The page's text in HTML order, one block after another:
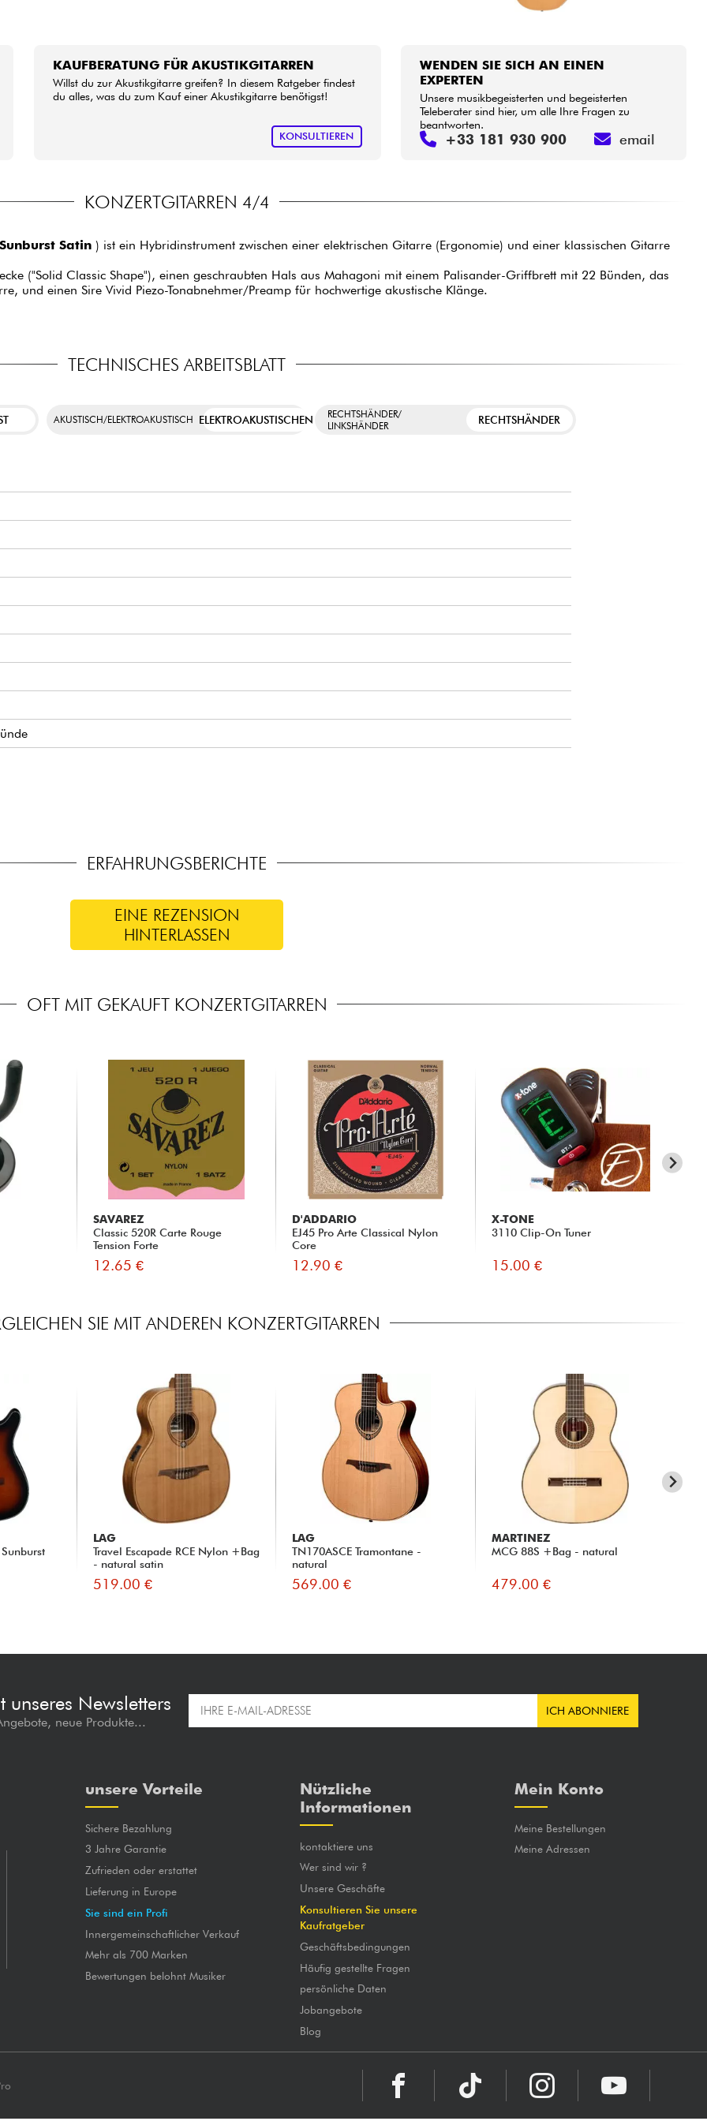
KAUFBERATUNG FÜR AKUSTIKGITARREN
Willst du zur Akustikgitarre greifen? In diesem Ratgeber findest
du alles, was du zum Kauf einer Akustikgitarre benötigst!
KONSULTIEREN
WENDEN SIE SICH AN EINEN
EXPERTEN
Unsere musikbegeisterten und begeisterten
Teleberater sind hier, um alle Ihre Fragen zu
beantworten.
+33 181 930 900 email
KONZERTGITARREN 4/4
Satin) ist ein Hybridinstrument zwischen einer elektrischen Gitarre (Ergonomie) und einer klassischen Gitarre
("Solid Classic Shape"), einen geschraubten Hals aus Mahagoni mit einem Palisander-Griffbrett mit 22 Bünden, das
und einen Sire Vivid Piezo-Tonabnehmer/Preamp für hochwertige akustische Klänge.
TECHNISCHES ARBEITSBLATT
AKUSTISCH/ELEKTROAKUSTISCH ELEKTROAKUSTISCHEN
RECHTSHÄNDER/
LINKSHÄNDER
RECHTSHÄNDER
Gear
ERFAHRUNGSBERICHTE
EINE REZENSION
HINTERLASSEN
OFT MIT GEKAUFT KONZERTGITARREN
SAVAREZ
Classic 520R Carte Rouge
Tension Forte
12.65 €
D'ADDARIO
EJ45 Pro Arte Classical Nylon
Core
12.90 €
X-TONE
3110 Clip-On Tuner
15.00 €
SIE MIT ANDEREN KONZERTGITARREN
LAG
Travel Escapade RCE Nylon +Bag
- natural satin
519.00 €
LAG
TN170ASCE Tramontane -
natural
569.00 €
MARTINEZ
MCG 88S +Bag - natural
479.00 €
unseres Newsletters
neue Produkte...
ICH ABONNIERE
unsere Vorteile
Sichere Bezahlung
3 Jahre Garantie
Zufrieden oder erstattet
Lieferung in Europe
Sie sind ein Profi
Innergemeinschaftlicher Verkauf
Mehr als 700 Marken
Bewertungen belohnt Musiker
Nützliche
Informationen
kontaktiere uns
Wer sind wir ?
Unsere Geschäfte
Konsultieren Sie unsere
Kaufratgeber
Geschäftsbedingungen
Häufig gestellte Fragen
persönliche Daten
Jobangebote
Blog
Mein Konto
Meine Bestellungen
Meine Adressen